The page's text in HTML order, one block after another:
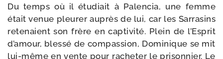
Du temps où il étu­diait à Palencia, une femme
était venue pleu­rer auprès de lui, car les Sarrasins
rete­naient son frère en cap­ti­vi­té. Plein de l’Esprit
d’amour, bles­sé de com­pas­sion, Dominique se mit
lui-​même en vente pour rache­ter le pri­son­nier. Le